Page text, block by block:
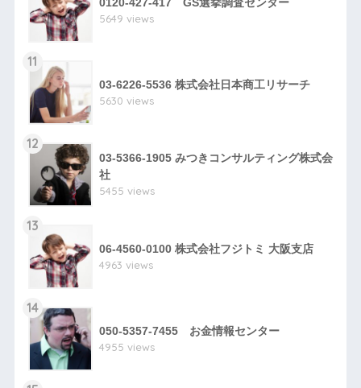
5649 views
11
03-6226-5536 株式会社日本商工リサーチ
5630 views
12
03-5366-1905 みつきコンサルティング株式会
社
5455 views
13
06-4560-0100 株式会社フジトミ 大阪支店
4963 views
14
050-5357-7455 お金情報センター
4955 views